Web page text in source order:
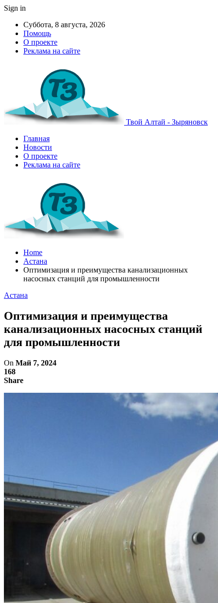
Sign in
Суббота, 8 августа, 2026
Помощь
О проекте
Реклама на сайте
Твой Алтай - Зыряновск
Главная
Новости
О проекте
Реклама на сайте
Home
Астана
Оптимизация и преимущества канализационных
насосных станций для промышленности
Астана
Оптимизация и преимущества
канализационных насосных станций
для промышленности
On Май 7, 2024
168
Share